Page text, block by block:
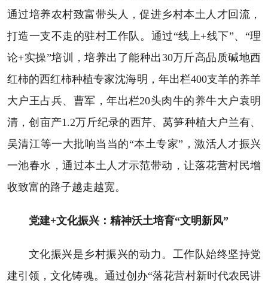
通过培养农村致富带头人，促进乡村本土人才回流，
打造一支不走的驻村工作队。通过“线上+线下”、“理
论+实操”培训，培养出了能种出30万斤高品质碱地西
红柿的西红柿种植专家沈海明，年出栏400支羊的养羊
大户王占兵、曹军，年出栏20头肉牛的养牛大户袁明
清，创亩产1.2万斤纪录的西芹、莴笋种植大户兰有、
吴清江等一大批响当当的“本土专家”，激活人才振兴
一池春水，通过本土人才示范带动，让落花营村民增
收致富的路子越走越宽。
党建+文化振兴：精神沃土培育“文明新风”
文化振兴是乡村振兴的动力。工作队始终坚持党
建引领，文化铸魂。通过创办“落花营村新时代农民讲